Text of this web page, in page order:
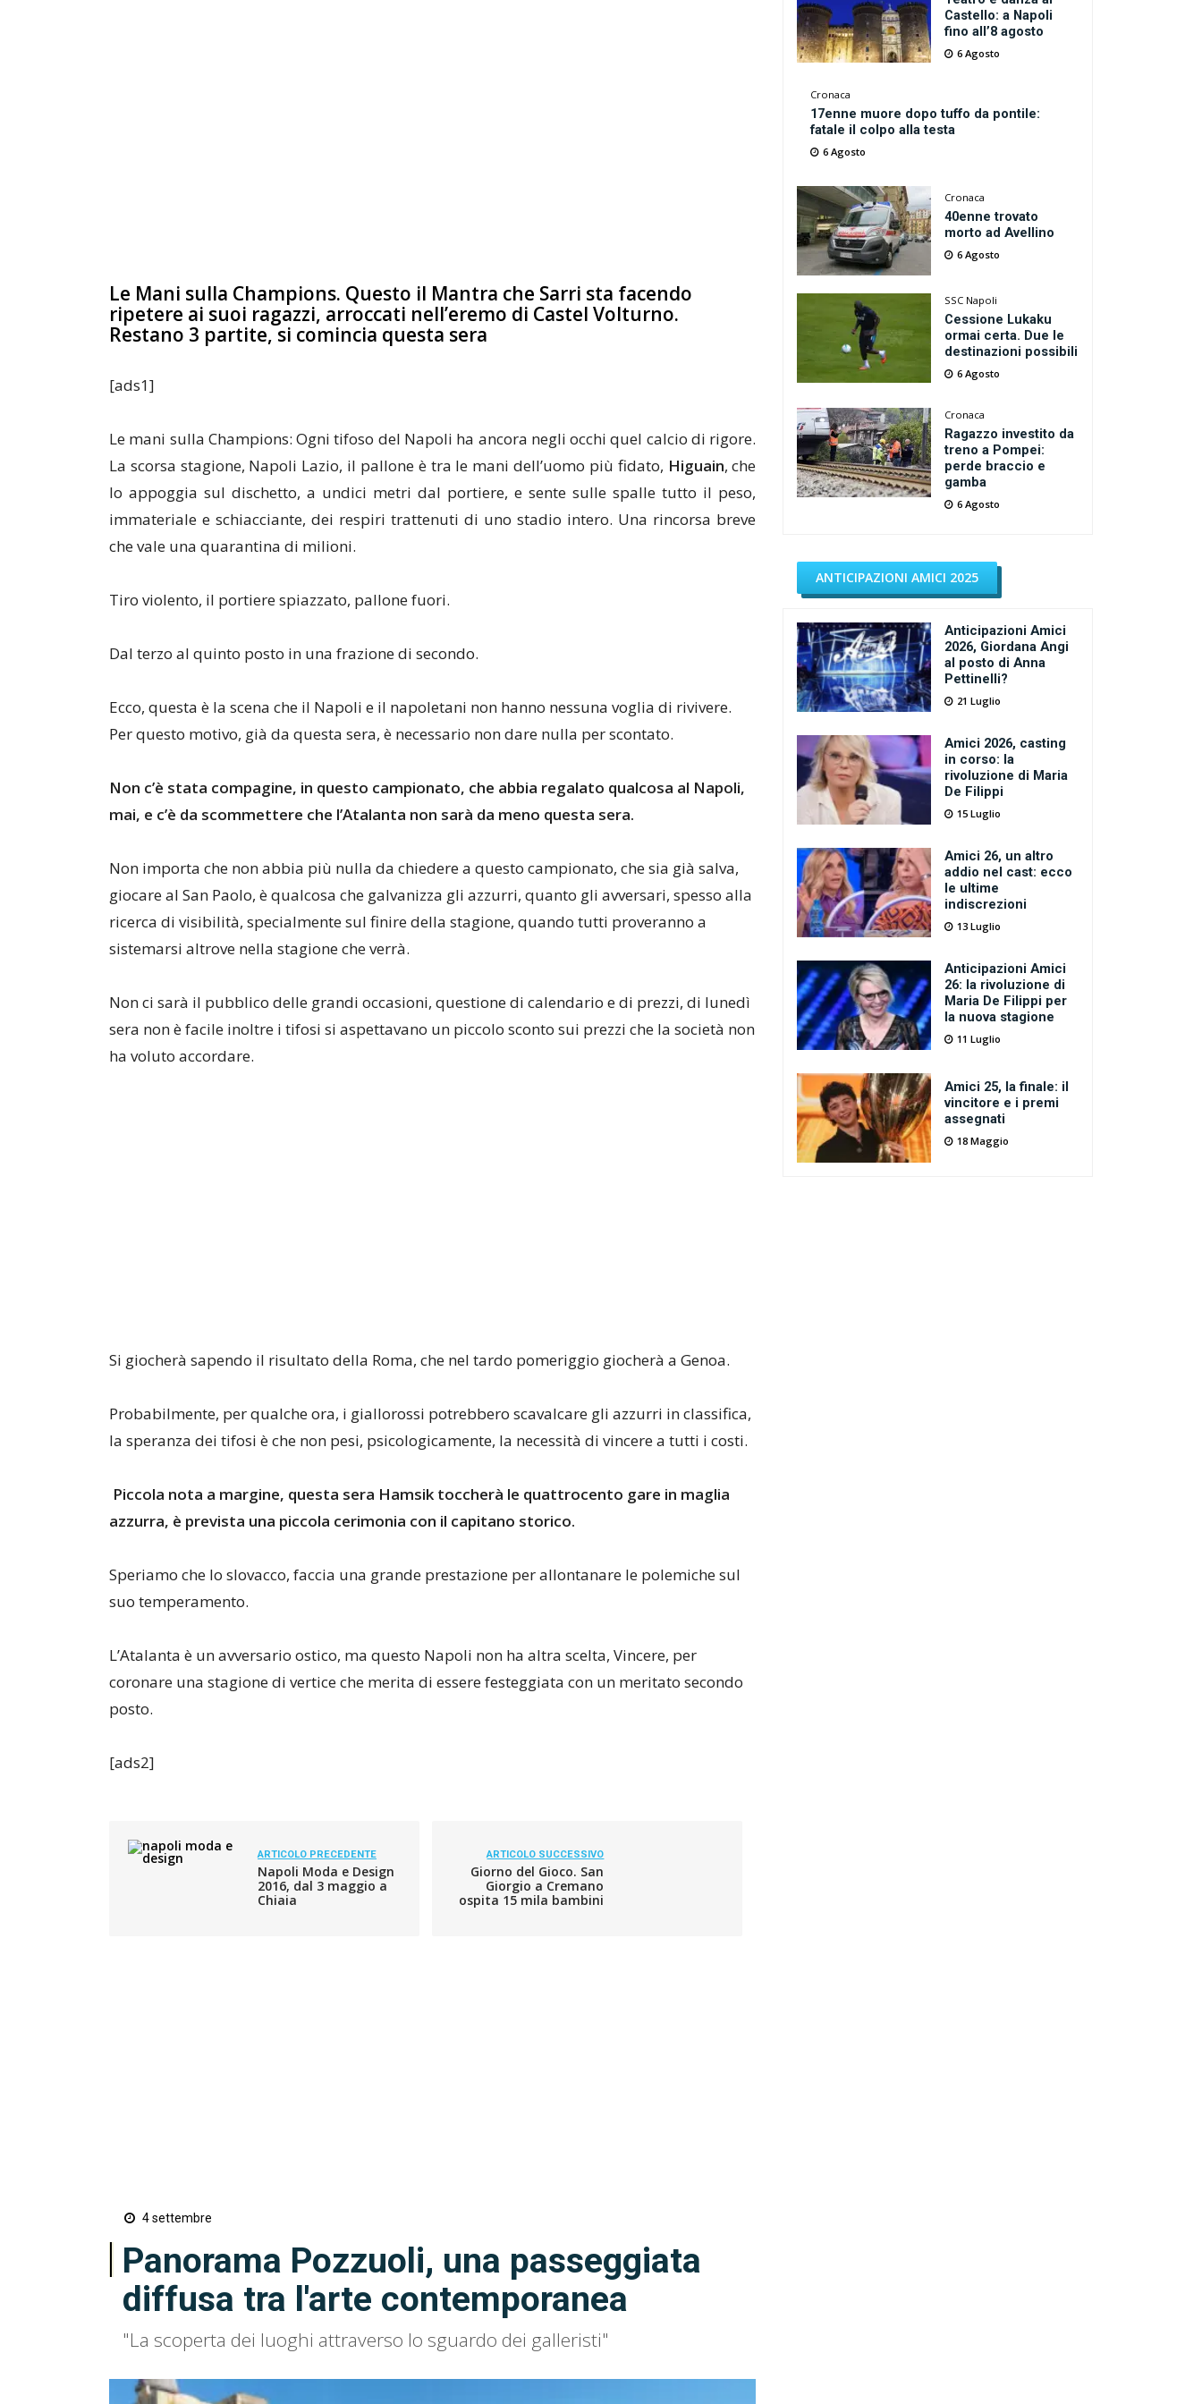
Le Mani sulla Champions. Questo il Mantra che Sarri sta facendo
ripetere ai suoi ragazzi, arroccati nell’eremo di Castel Volturno.
Restano 3 partite, si comincia questa sera
[ads1]
Le mani sulla Champions: Ogni tifoso del Napoli ha ancora negli occhi quel calcio di rigore.
La scorsa stagione, Napoli Lazio, il pallone è tra le mani dell’uomo più fidato, Higuain, che
lo appoggia sul dischetto, a undici metri dal portiere, e sente sulle spalle tutto il peso,
immateriale e schiacciante, dei respiri trattenuti di uno stadio intero. Una rincorsa breve
che vale una quarantina di milioni.
Tiro violento, il portiere spiazzato, pallone fuori.
Dal terzo al quinto posto in una frazione di secondo.
Ecco, questa è la scena che il Napoli e il napoletani non hanno nessuna voglia di rivivere.
Per questo motivo, già da questa sera, è necessario non dare nulla per scontato.
Non c’è stata compagine, in questo campionato, che abbia regalato qualcosa al Napoli,
mai, e c’è da scommettere che l’Atalanta non sarà da meno questa sera.
Non importa che non abbia più nulla da chiedere a questo campionato, che sia già salva,
giocare al San Paolo, è qualcosa che galvanizza gli azzurri, quanto gli avversari, spesso alla
ricerca di visibilità, specialmente sul finire della stagione, quando tutti proveranno a
sistemarsi altrove nella stagione che verrà.
Non ci sarà il pubblico delle grandi occasioni, questione di calendario e di prezzi, di lunedì
sera non è facile inoltre i tifosi si aspettavano un piccolo sconto sui prezzi che la società non
ha voluto accordare.
Si giocherà sapendo il risultato della Roma, che nel tardo pomeriggio giocherà a Genoa.
Probabilmente, per qualche ora, i giallorossi potrebbero scavalcare gli azzurri in classifica,
la speranza dei tifosi è che non pesi, psicologicamente, la necessità di vincere a tutti i costi.
Piccola nota a margine, questa sera Hamsik toccherà le quattrocento gare in maglia
azzurra, è prevista una piccola cerimonia con il capitano storico.
Speriamo che lo slovacco, faccia una grande prestazione per allontanare le polemiche sul
suo temperamento.
L’Atalanta è un avversario ostico, ma questo Napoli non ha altra scelta, Vincere, per
coronare una stagione di vertice che merita di essere festeggiata con un meritato secondo
posto.
[ads2]
ARTICOLO PRECEDENTE
Napoli Moda e Design
2016, dal 3 maggio a
Chiaia
ARTICOLO SUCCESSIVO
Giorno del Gioco. San
Giorgio a Cremano
ospita 15 mila bambini
4 settembre
Panorama Pozzuoli, una passeggiata
diffusa tra l'arte contemporanea
"La scoperta dei luoghi attraverso lo sguardo dei galleristi"
Castello: a Napoli
fino all’8 agosto
6 Agosto
Cronaca
17enne muore dopo tuffo da pontile:
fatale il colpo alla testa
6 Agosto
Cronaca
40enne trovato
morto ad Avellino
6 Agosto
SSC Napoli
Cessione Lukaku
ormai certa. Due le
destinazioni possibili
6 Agosto
Cronaca
Ragazzo investito da
treno a Pompei:
perde braccio e
gamba
6 Agosto
ANTICIPAZIONI AMICI 2025
Anticipazioni Amici
2026, Giordana Angi
al posto di Anna
Pettinelli?
21 Luglio
Amici 2026, casting
in corso: la
rivoluzione di Maria
De Filippi
15 Luglio
Amici 26, un altro
addio nel cast: ecco
le ultime
indiscrezioni
13 Luglio
Anticipazioni Amici
26: la rivoluzione di
Maria De Filippi per
la nuova stagione
11 Luglio
Amici 25, la finale: il
vincitore e i premi
assegnati
18 Maggio